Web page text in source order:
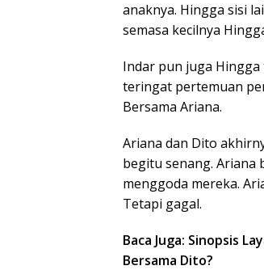
anaknya. Hingga sisi
semasa kecilnya
Indar pun juga
teringat pertemuan
Bersama Ariana.
Ariana dan Dito
begitu senang. Ariana
menggoda mereka.
Tetapi gagal.
Baca Juga: Sinopsis
Bersama Dito?